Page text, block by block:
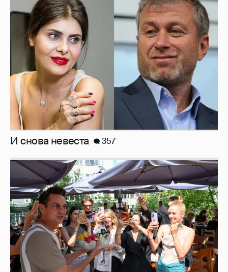
И снова невеста 357
Анастасия Гребенкина, Женя Малахова,
Оксана Русланова и другие гости
фестиваля «Баланс вкуса и ритма»:
рассматриваем летние образы